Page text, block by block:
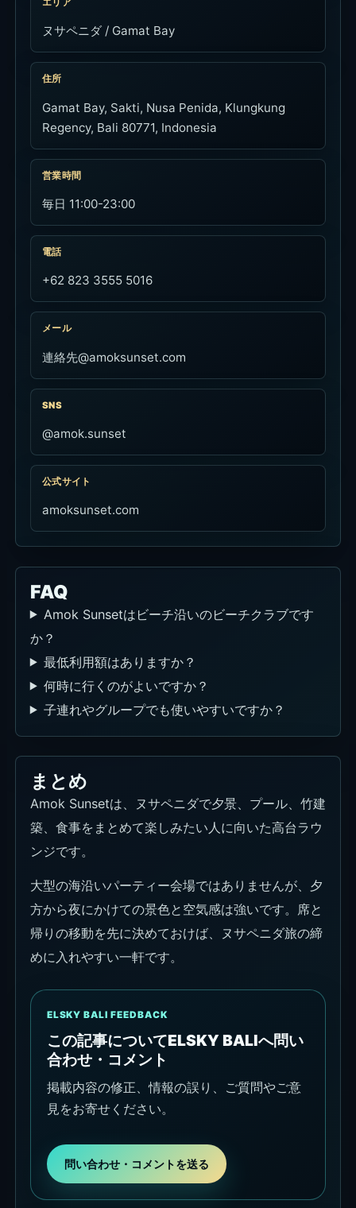
エリア
ヌサペニダ / Gamat Bay
住所
Gamat Bay, Sakti, Nusa Penida, Klungkung
Regency, Bali 80771, Indonesia
営業時間
毎日 11:00-23:00
電話
+62 823 3555 5016
メール
連絡先@amoksunset.com
SNS
@amok.sunset
公式サイト
amoksunset.com
FAQ
Amok Sunsetはビーチ沿いのビーチクラブです
か？
最低利用額はありますか？
何時に行くのがよいですか？
子連れやグループでも使いやすいですか？
まとめ
Amok Sunsetは、ヌサペニダで夕景、プール、竹建
築、食事をまとめて楽しみたい人に向いた高台ラウ
ンジです。
大型の海沿いパーティー会場ではありませんが、夕
方から夜にかけての景色と空気感は強いです。席と
帰りの移動を先に決めておけば、ヌサペニダ旅の締
めに入れやすい一軒です。
ELSKY BALI FEEDBACK
この記事についてELSKY BALIへ問い
合わせ・コメント
掲載内容の修正、情報の誤り、ご質問やご意
見をお寄せください。
問い合わせ・コメントを送る